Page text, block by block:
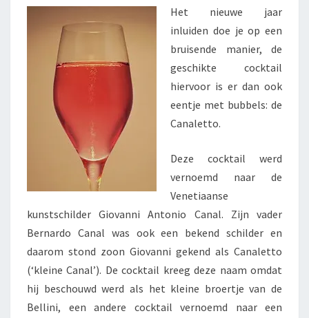
T
Het nieuwe jaar
inluiden doe je op een
bruisende manier, de
geschikte cocktail
hiervoor is er dan ook
eentje met bubbels: de
Canaletto.
Deze cocktail werd
vernoemd naar de
Venetiaanse
kunstschilder Giovanni Antonio Canal. Zijn vader
Bernardo Canal was ook een bekend schilder en
daarom stond zoon Giovanni gekend als Canaletto
(‘kleine Canal’). De cocktail kreeg deze naam omdat
hij beschouwd werd als het kleine broertje van de
Bellini, een andere cocktail vernoemd naar een